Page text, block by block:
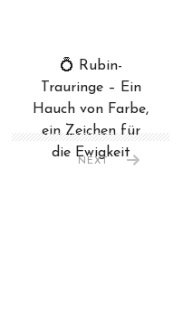
💍 Rubin-
Trauringe – Ein
Hauch von Farbe,
ein Zeichen für
die Ewigkeit
NEXT